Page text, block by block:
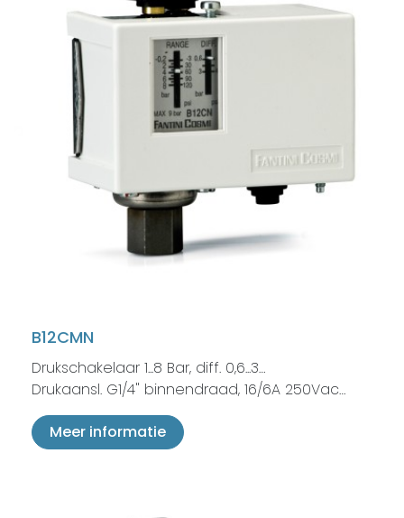
B12CMN
Drukschakelaar 1...8 Bar, diff. 0,6...3…
Drukaansl. G1/4" binnendraad, 16/6A 250Vac…
Meer informatie